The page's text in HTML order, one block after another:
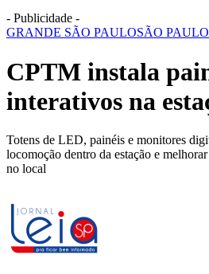
- Publicidade -
GRANDE SÃO PAULOSÃO PAULO
CPTM instala
interativos na
Totens de LED, painéis e monitores
locomoção dentro da estação e
no local